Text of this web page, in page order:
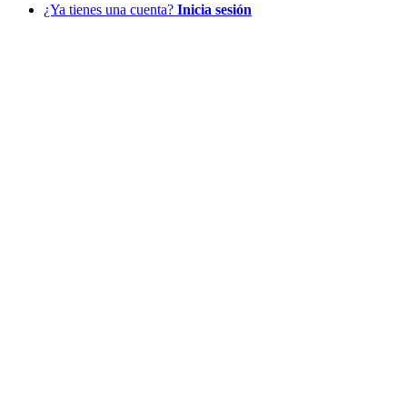
¿Ya tienes una cuenta? Inicia sesión